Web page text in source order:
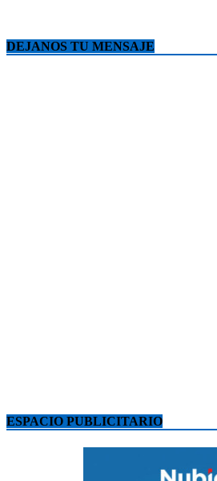
DEJANOS TU MENSAJE
ESPACIO PUBLICITARIO